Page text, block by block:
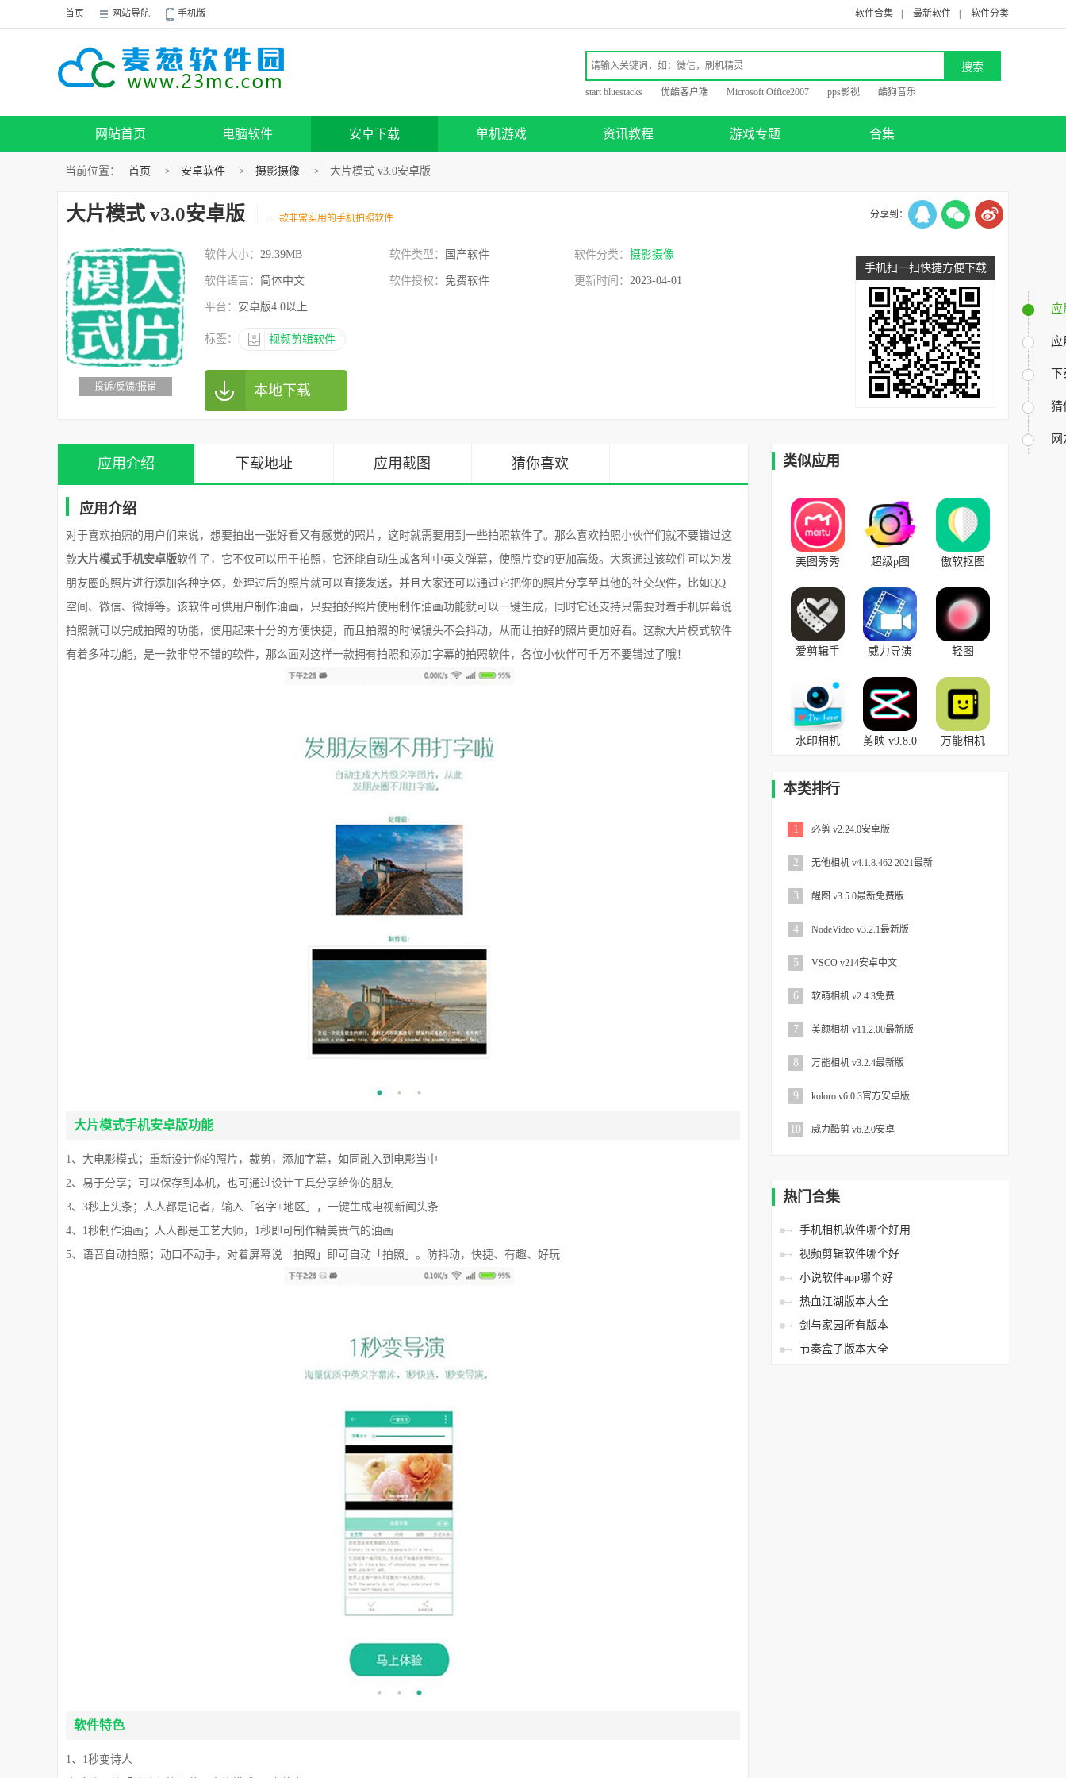
首页 网站导航 手机版 软件合集 最新软件 软件分类
start bluestacks 优酷客户端 Microsoft Office2007 pps影视 酷狗音乐
网站首页 电脑软件 安卓下载 单机游戏 资讯教程 游戏专题 合集
当前位置： 首页 > 安卓软件 > 摄影摄像 > 大片模式 v3.0安卓版
大片模式 v3.0安卓版 一款非常实用的手机拍照软件 分享到：
投诉/反馈/报错
软件大小： 29.39MB 软件类型： 国产软件 软件分类： 摄影摄像
软件语言： 简体中文 软件授权： 免费软件 更新时间： 2023-04-01
平台： 安卓版4.0以上
标签： 视频剪辑软件
本地下载
手机扫一扫快捷方便下载
类似应用
美图秀秀
卓版
超级p图
版
傲软抠图
版
爱剪辑手
v73.1.0安
卓版
威力导演
2023最新
版本
v11.2.0安
轻图
卓版
水印相机
安卓最新
剪映 v9.8.0
万能相机
本类排行
1 必剪 v2.24.0安卓版
2 无他相机 v4.1.8.462 2021最新
3 醒图 v3.5.0最新免费版
4 NodeVideo v3.2.1最新版
5 VSCO v214安卓中文
6 软萌相机 v2.4.3免费
7 美颜相机 v11.2.00最新版
8 万能相机 v3.2.4最新版
9 koloro v6.0.3官方安卓版
10 威力酷剪 v6.2.0安卓
热门合集
手机相机软件哪个好用
视频剪辑软件哪个好
小说软件app哪个好
热血江湖版本大全
剑与家园所有版本
节奏盒子版本大全
应用介绍 下载地址 应用截图 猜你喜欢
应用介绍
对于喜欢拍照的用户们来说，想要拍出一张好看又有感觉的照片，这时就需要用到一些拍照软件了。那么喜欢拍照小伙伴们就不要错过这
款大片模式手机安卓版软件了，它不仅可以用于拍照，它还能自动生成各种中英文弹幕，使照片变的更加高级。大家通过该软件可以为发
朋友圈的照片进行添加各种字体，处理过后的照片就可以直接发送，并且大家还可以通过它把你的照片分享至其他的社交软件，比如QQ
空间、微信、微博等。该软件可供用户制作油画，只要拍好照片使用制作油画功能就可以一键生成，同时它还支持只需要对着手机屏幕说
拍照就可以完成拍照的功能，使用起来十分的方便快捷，而且拍照的时候镜头不会抖动，从而让拍好的照片更加好看。这款大片模式软件
有着多种功能，是一款非常不错的软件，那么面对这样一款拥有拍照和添加字幕的拍照软件，各位小伙伴可千万不要错过了哦！
大片模式手机安卓版功能
1、大电影模式；重新设计你的照片，裁剪，添加字幕，如同融入到电影当中
2、易于分享；可以保存到本机，也可通过设计工具分享给你的朋友
3、3秒上头条；人人都是记者，输入「名字+地区」，一键生成电视新闻头条
4、1秒制作油画；人人都是工艺大师，1秒即可制作精美贵气的油画
5、语音自动拍照；动口不动手，对着屏幕说「拍照」即可自动「拍照」。防抖动，快捷、有趣、好玩
软件特色
1、1秒变诗人
应
应
下
猜